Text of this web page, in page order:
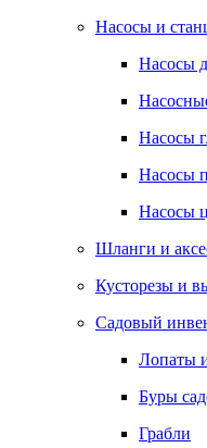
Насосы и
Насосы
Насосы
Насосы
Насосы
Шланги и
Кусторезы и
Садовый
Лопаты
Буры
Грабли